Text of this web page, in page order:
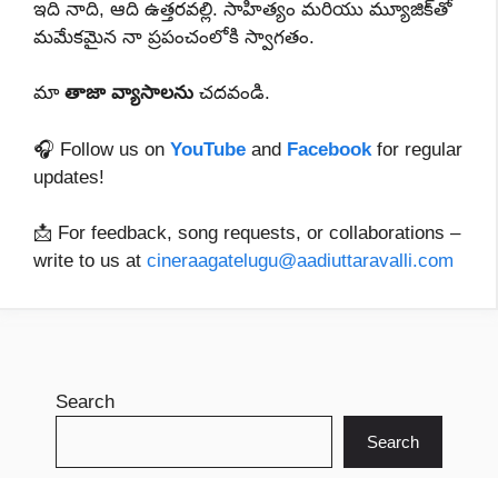
ఇది నాది, ఆది ఉత్తరవల్లి. సాహిత్యం మరియు మ్యూజిక్‌తో
మమేకమైన నా ప్రపంచంలోకి స్వాగతం.
మా తాజా వ్యాసాలను చదవండి.
🎧 Follow us on YouTube and Facebookfor regular
updates!
📩 For feedback, song requests, or collaborations –
write to us at cineraagatelugu@aadiuttaravalli.com
Search
Search